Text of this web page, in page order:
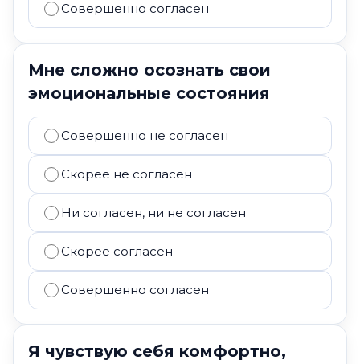
Совершенно согласен
Мне сложно осознать свои
эмоциональные состояния
Совершенно не согласен
Скорее не согласен
Ни согласен, ни не согласен
Скорее согласен
Совершенно согласен
Я чувствую себя комфортно,